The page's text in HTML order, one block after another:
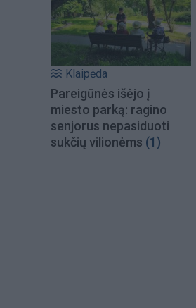
Klaipėda
Pareigūnės išėjo į
miesto parką: ragino
senjorus nepasiduoti
sukčių vilionėms (1)